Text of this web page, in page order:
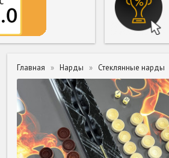
Главная Нарды Стеклянные нарды